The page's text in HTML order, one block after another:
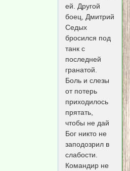
ей. Другой
боец, Дмитрий
Седых
бросился под
танк с
последней
гранатой.
Боль и слезы
от потерь
приходилось
прятать,
чтобы не дай
Бог никто не
заподозрил в
слабости.
Командир не